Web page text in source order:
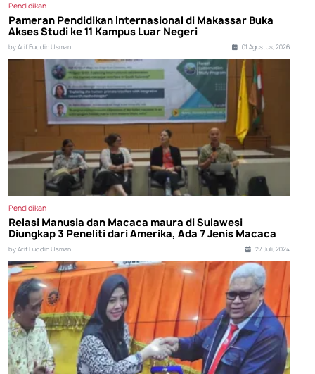
Pendidikan
Pameran Pendidikan Internasional di Makassar Buka
Akses Studi ke 11 Kampus Luar Negeri
by Arif Fuddin Usman 01 Agustus, 2026
Pendidikan
Relasi Manusia dan Macaca maura di Sulawesi
Diungkap 3 Peneliti dari Amerika, Ada 7 Jenis Macaca
by Arif Fuddin Usman 27 Juli, 2024